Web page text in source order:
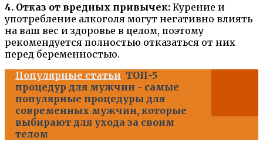
4. Отказ от вредных привычек: Курение и
употребление алкоголя могут негативно влиять
на ваш вес и здоровье в целом, поэтому
рекомендуется полностью отказаться от них
перед беременностью.
Популярные статьи ТОП-5
процедур для мужчин - самые
популярные процедуры для
современных мужчин, которые
выбирают для ухода за своим
телом